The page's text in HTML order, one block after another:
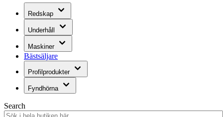
Redskap
Underhåll
Maskiner
Bästsäljare
Profilprodukter
Fyndhörna
Search